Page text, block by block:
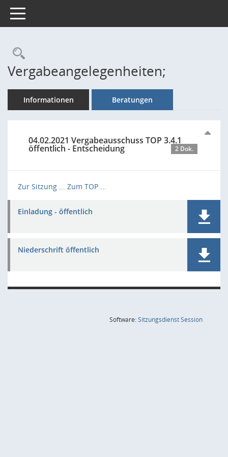
Toggle navigation
Rechercheauswahl
Vergabeangelegenheiten;
Informationen Beratungen
04.02.2021 Vergabeausschuss TOP 3.4.1
öffentlich - Entscheidung 2 Dok.
Zur Sitzung ... Zum TOP ...
Einladung - öffentlich
Niederschrift öffentlich
Software:SitzungsdienstSession(Wird in